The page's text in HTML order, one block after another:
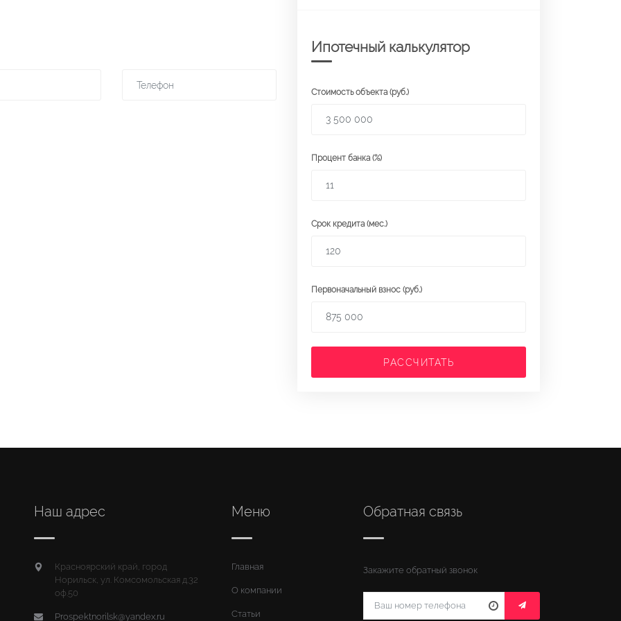
Ипотечный калькулятор
Стоимость объекта (руб.)
Процент банка (%)
Срок кредита (мес.)
Первоначальный взнос (руб.)
РАССЧИТАТЬ
Наш адрес
Красноярский край, город
Норильск, ул. Комсомольская д.32
оф.50
Prospektnorilsk@yandex.ru
Меню
Главная
О компании
Статьи
Обратная связь
Закажите обратный звонок